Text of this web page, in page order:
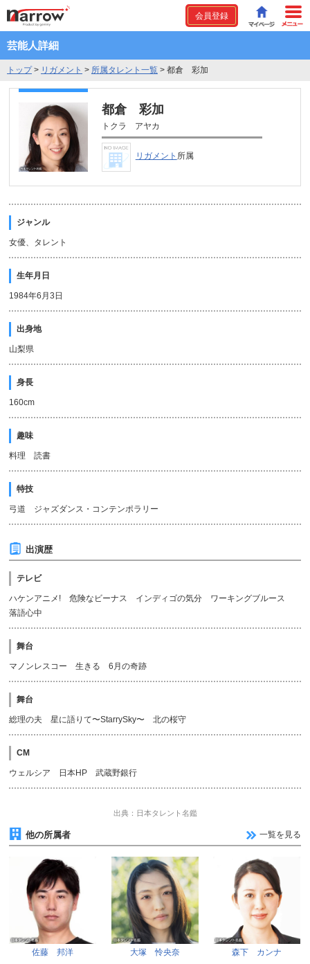
会員登録
芸能人詳細
トップ> リガメント > 所属タレント一覧 > 都倉 彩加
都倉 彩加
トクラ アヤカ
リガメント 所属
ジャンル
女優、タレント
生年月日
1984年6月3日
出身地
山梨県
身長
160cm
趣味
料理 読書
特技
弓道 ジャズダンス・コンテンポラリー
出演歴
テレビ
ハケンアニメ! 危険なビーナス インディゴの気分 ワーキングブルース
落語心中
舞台
マノンレスコー 生きる 6月の奇跡
舞台
総理の夫 星に語りて〜StarrySky〜 北の桜守
CM
ウェルシア 日本HP 武蔵野銀行
出典：日本タレント名鑑
他の所属者 一覧を見る
佐藤 邦洋 大塚 怜央奈 森下 カンナ